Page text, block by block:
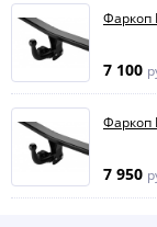
Фаркоп
7 100
Фаркоп
7 950